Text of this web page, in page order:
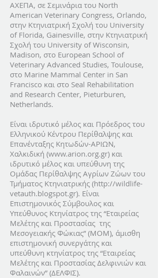
ΑΧΕΠΑ, σε Σεμινάρια του North
American Veterinary Congress, Orlando,
στην Κτηνιατρική Σχολή του University
of Florida, Gainesville, στην Κτηνιατρική
Σχολή του University of Wisconsin,
Madison, στο European School of
Veterinary Advanced Studies, Toulouse,
στο Marine Mammal Center in San
Francisco και στο Seal Rehabilitation
and Research Center, Pieturburen,
Netherlands.
Είναι ιδρυτικό μέλος και Πρόεδρος του
Ελληνικού Κέντρου Περίθαλψης και
Επανένταξης Κητωδών-ΑΡΙΩΝ,
Χαλκιδική (www.arion.org.gr) και
ιδρυτικό μέλος και υπεύθυνη της
Ομάδας Περίθαλψης Αγρίων Ζώων του
Τμήματος Κτηνιατρικής (http://wildlife-
vetauth.blogspot.gr). Είναι
Επιστημονικός Σύμβουλος και
Υπεύθυνος Κτηνίατρος της “Εταιρείας
Μελέτης και Προστασίας της
Μεσογειακής Φώκιας” (ΜΟΜ), άμισθη
επιστημονική συνεργάτης και
υπεύθυνη κτηνίατρος της “Εταιρείας
Μελέτης και Προστασίας Δελφινιών και
Φαλαινών” (ΔΕΛΦΙΣ).